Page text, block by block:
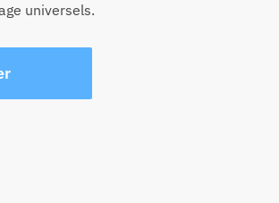
universels.